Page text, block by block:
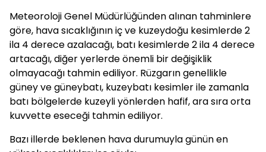
Meteoroloji Genel Müdürlüğünden alınan tahminlere
göre, hava sıcaklığının iç ve kuzeydoğu kesimlerde 2
ila 4 derece azalacağı, batı kesimlerde 2 ila 4 derece
artacağı, diğer yerlerde önemli bir değişiklik
olmayacağı tahmin ediliyor. Rüzgarın genellikle
güney ve güneybatı, kuzeybatı kesimler ile zamanla
batı bölgelerde kuzeyli yönlerden hafif, ara sıra orta
kuvvette eseceği tahmin ediliyor.
Bazı illerde beklenen hava durumuyla günün en